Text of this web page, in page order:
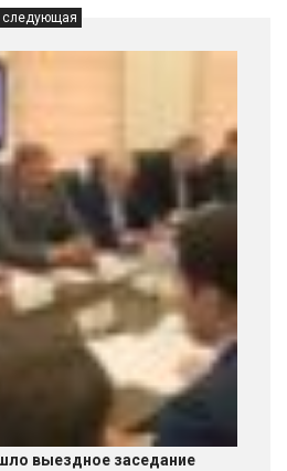
следующая
выездное заседание